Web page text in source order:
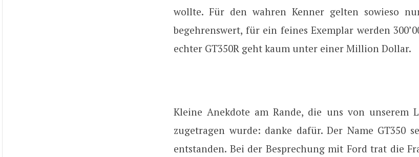
wollte. Für den wahren Kenner gelten sowieso
begehrenswert, für ein feines Exemplar werden
echter GT350R geht kaum unter einer Million Dollar.
Kleine Anekdote am Rande, die uns von unserem
zugetragen wurde: danke dafür. Der Name GT350
entstanden. Bei der Besprechung mit Ford trat die